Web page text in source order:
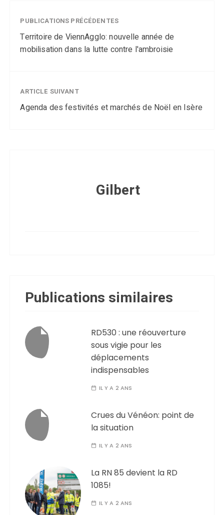
PUBLICATIONS PRÉCÉDENTES
Territoire de ViennAgglo: nouvelle année de
mobilisation dans la lutte contre l'ambroisie
ARTICLE SUIVANT
Agenda des festivités et marchés de Noël en Isère
Gilbert
Publications similaires
RD530 : une réouverture
sous vigie pour les
déplacements
indispensables
IL Y A 2 ANS
Crues du Vénéon: point de
la situation
IL Y A 2 ANS
La RN 85 devient la RD
1085!
IL Y A 2 ANS